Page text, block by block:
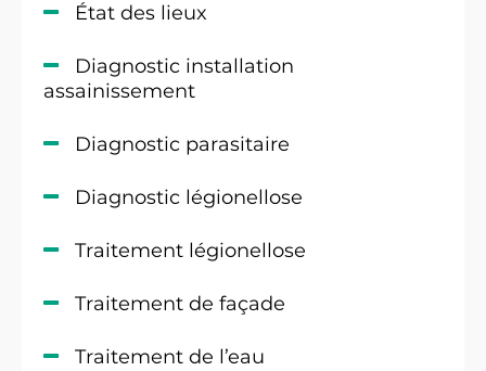
État des lieux
Diagnostic installation
assainissement
Diagnostic parasitaire
Diagnostic légionellose
Traitement légionellose
Traitement de façade
Traitement de l’eau